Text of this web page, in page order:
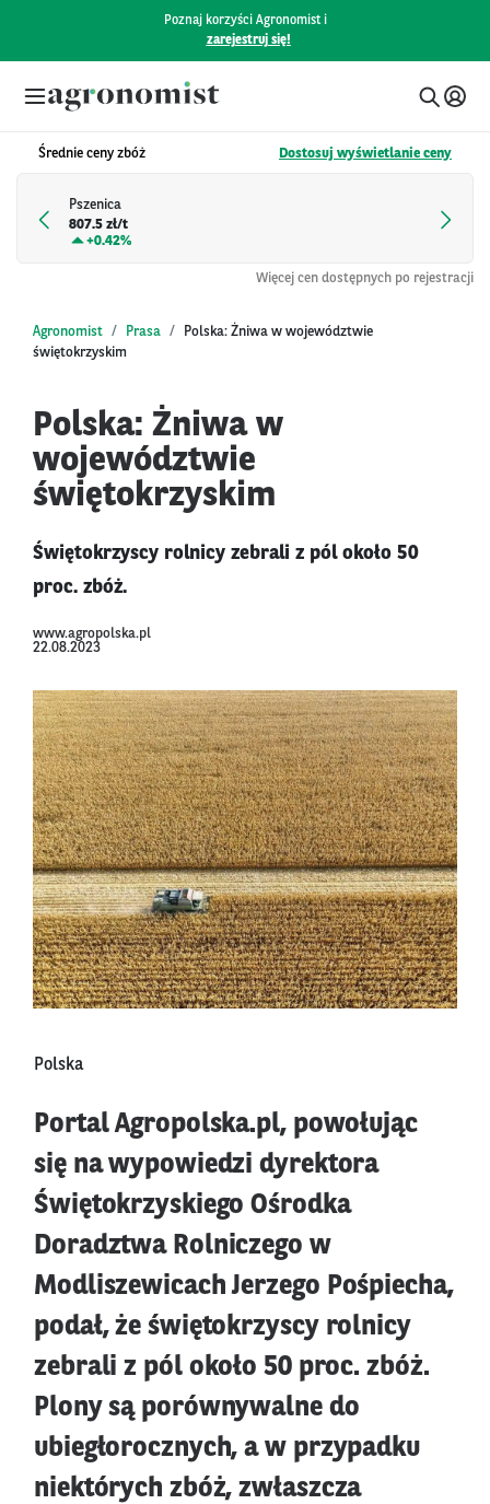
Poznaj korzyści Agronomist i
zarejestruj się!
Średnie ceny zbóż Dostosuj wyświetlanie ceny
Pszenica
807.5 zł/t
+0.42%
Więcej cen dostępnych po rejestracji
Agronomist Prasa
Polska: Żniwa w województwie
świętokrzyskim
Polska: Żniwa w
województwie
świętokrzyskim
Świętokrzyscy rolnicy zebrali z pól około 50
proc. zbóż.
www.agropolska.pl
22.08.2023
Polska
Portal Agropolska.pl, powołując
się na wypowiedzi dyrektora
Świętokrzyskiego Ośrodka
Doradztwa Rolniczego w
Modliszewicach Jerzego Pośpiecha,
podał, że świętokrzyscy rolnicy
zebrali z pól około 50 proc. zbóż.
Plony są porównywalne do
ubiegłorocznych, a w przypadku
niektórych zbóż, zwłaszcza